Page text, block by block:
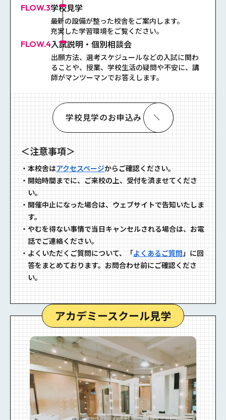
FLOW.3学校見学
最新の設備が整った校舎をご案内します。
充実した学習環境をご覧ください。
FLOW.4⼊試説明・個別相談会
出願方法、選考スケジュールなどの入試に関わ
ることや、授業、学校生活の疑問や不安に、講
師がマンツーマンでお答えします。
学校⾒学のお申込み
＜注意事項＞
・ 本校舎はアクセスページからご確認ください。
・ 開始時間までに、ご来校の上、受付を済ませてくださ
い。
・ 開催中⽌になった場合は、ウェブサイトで告知いたしま
す。
・ やむを得ない事情で当⽇キャンセルされる場合は、お電
話でご連絡ください。
・ よくいただくご質問について、「よくあるご質問 」に回
答をまとめております。お問合わせ前にご確認くださ
い。
アカデミースクール⾒学